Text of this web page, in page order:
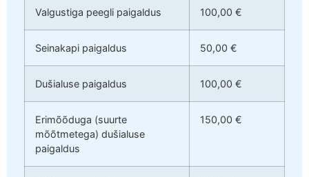
Valgustiga peegli paigaldus 100,00 €
Seinakapi paigaldus 50,00 €
Dušialuse paigaldus 100,00 €
Erimõõduga (suurte
mõõtmetega) dušialuse
paigaldus
150,00 €